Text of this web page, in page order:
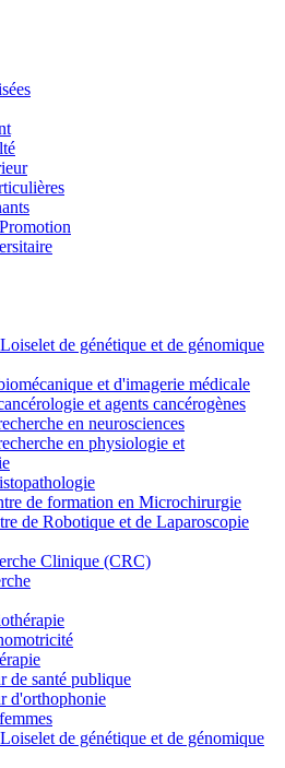
de génétique et de génomique
et d'imagerie médicale
et agents cancérogènes
en neurosciences
en physiologie et
de formation en Microchirurgie
de Robotique et de Laparoscopie
Clinique (CRC)
de santé publique
d'orthophonie
de génétique et de génomique